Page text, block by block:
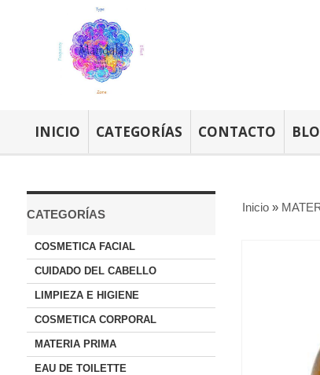
INICIO CATEGORÍAS CONTACTO
CATEGORÍAS
COSMETICA FACIAL
CUIDADO DEL CABELLO
LIMPIEZA E HIGIENE
COSMETICA CORPORAL
MATERIA PRIMA
EAU DE TOILETTE
Inicio»